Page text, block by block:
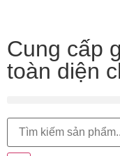
Cung cấp
toàn diện